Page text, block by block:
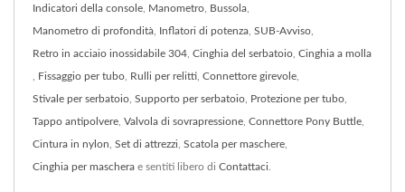
Indicatori della console Manometro Bussola
Manometro di profondità Inflatori di potenza SUB-Avviso
Retro in acciaio inossidabile 304 Cinghia del serbatoio Cinghia a molla
Fissaggio per tubo Rulli per relitti Connettore girevole
Stivale per serbatoio Supporto per serbatoio Protezione per tubo
Tappo antipolvere Valvola di sovrapressione Connettore Pony Buttle
Cintura in nylon Set di attrezzi Scatola per maschere
Cinghia per maschera e sentiti libero di Contattaci